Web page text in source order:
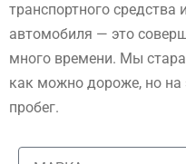
транспортного средства
автомобиля — это
много времени. Мы
как можно дороже, но на
пробег.